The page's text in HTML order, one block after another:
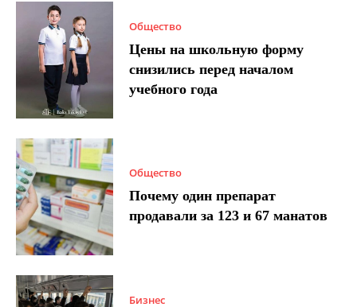
Общество
Цены на школьную форму
снизились перед началом
учебного года
Общество
Почему один препарат
продавали за 123 и 67 манатов
Бизнес